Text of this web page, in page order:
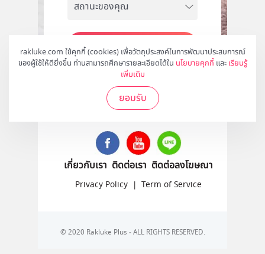
rakluke.com ใช้คุกกี้ (cookies) เพื่อวัตถุประสงค์ในการพัฒนาประสบการณ์
ของผู้ใช้ให้ดียิ่งขึ้น ท่านสามารถศึกษารายละเอียดได้ใน นโยบายคุกกี้ และ เรียนรู้
เพิ่มเติม
ยอมรับ
สมัคร
ติดตามเราได้ที่
เกี่ยวกับเรา ติดต่อเรา ติดต่อลงโฆษณา
Privacy Policy | Term of Service
© 2020 Rakluke Plus - ALL RIGHTS RESERVED.